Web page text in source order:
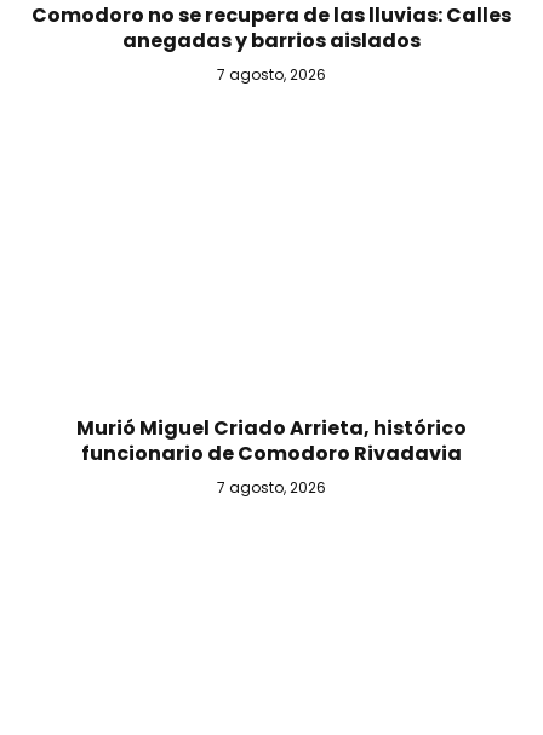
Comodoro no se recupera de las lluvias: Calles
anegadas y barrios aislados
7 agosto, 2026
Murió Miguel Criado Arrieta, histórico
funcionario de Comodoro Rivadavia
7 agosto, 2026